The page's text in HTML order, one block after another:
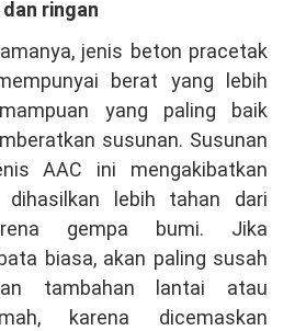
ringan
jenis beton pracetak
berat yang lebih
yang paling baik
susunan. Susunan
AAC ini mengakibatkan
dihasilkan lebih tahan dari
gempa bumi. Jika
biasa, akan paling susah
tambahan lantai atau
karena dicemaskan